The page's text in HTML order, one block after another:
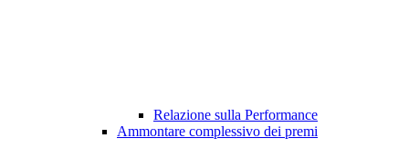
Relazione sulla Performance
Ammontare complessivo dei premi